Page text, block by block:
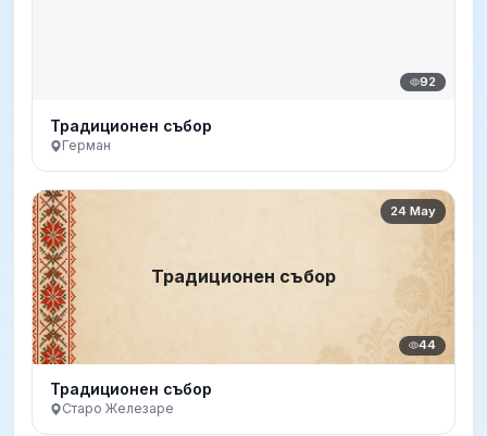
92
Традиционен събор
Герман
Традиционен събор
24 May
44
Традиционен събор
Старо Железаре